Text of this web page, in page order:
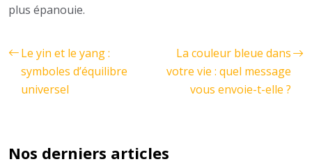
plus épanouie.
Le yin et le yang :
symboles d’équilibre
universel
La couleur bleue dans
votre vie : quel message
vous envoie-t-elle ?
Nos derniers articles